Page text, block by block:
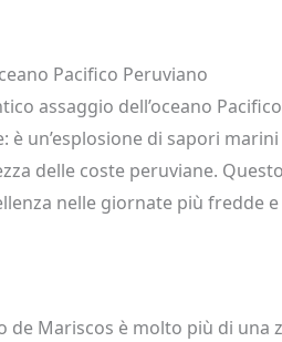
Pacifico Peruviano
assaggio dell’oceano
è un’esplosione di sapori
delle coste peruviane.
nelle giornate più fredde
de Mariscos è molto più di una